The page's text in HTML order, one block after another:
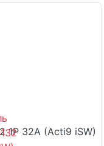
1P 32A (Acti9 iSW)